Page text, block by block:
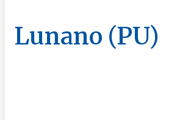
Lunano (PU)